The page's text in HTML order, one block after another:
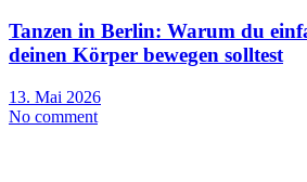
Tanzen in Berlin: Warum du
deinen Körper bewegen solltest
13. Mai 2026
No comment